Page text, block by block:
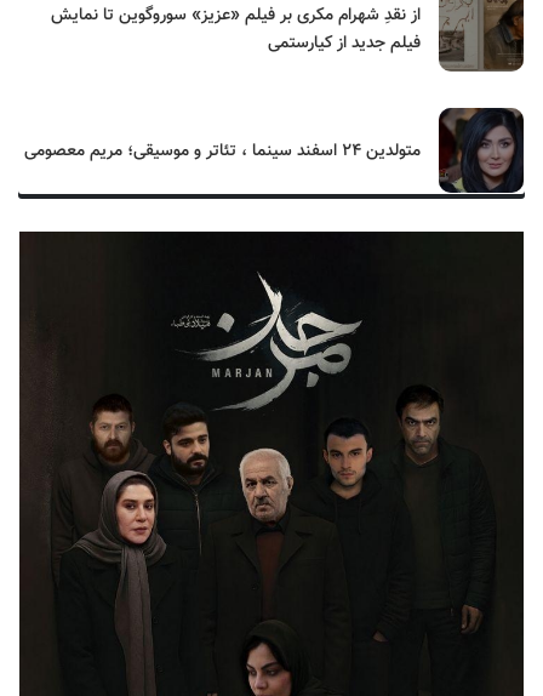
از نقدِ شهرام مکری بر فیلم «عزیز» سوروگوین تا نمایش
فیلم جدید از کیارستمی
متولدین ۲۴ اسفند سینما ، تئاتر و موسیقی؛ مریم معصومی